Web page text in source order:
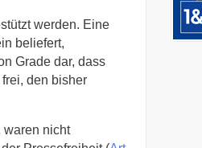
werden. Eine
beliefert,
Grade dar, dass
den bisher
waren nicht